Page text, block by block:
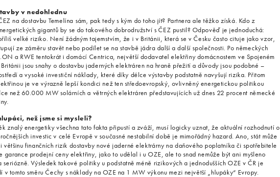
v nedohlednu
na dostavbu Temelína sám, pak tedy s kým do toho jít? Partnera ale těžko získá. Kdo z
gigantů by se do takového dobrodružství s ČEZ pustil? Odpověď je jednoduchá:
velké riziko. Není žádným tajemstvím, že i v Británii, která se v Česku často cituje jako vzor,
ze záměru stavět nebo podílet se na stavbě jádra další a další společnosti. Po německých
a RWE tentokrát i domácí Centrica, největší dodavatel elektřiny domácnostem ve Spojeném
jsou snahy o dostavbu jaderných elektráren na hraně přežití a důvody jsou podobné –
a vysoké investiční náklady, které díky délce výstavby podstatně navyšují rizika. Přitom
je ve výrazně lepší kondici než ten středoevropský, ovlivněný energetickou politikou
než 60.000 MW solárních a větrných elektráren představujících už dnes 22 procent německé
než jsme si mysleli?
znalý energetiky všechna tato fakta připustí a zváží, musí logicky uznat, že aktuální rozhodnutí o
investic v celé Evropě v současné nestabilní době je mimořádný hazard. Ano, stát může
většinu finančních rizik dostavby nové jaderné elektrárny na daňového poplatníka či spotřebitele
garance prodejní ceny elektřiny, jako to udělal i u OZE, ale to snad nemůže být ani myšleno
seriózně. Výsledek takové politiky u podstatně méně rizikových a jednodušších OZE v ČR je
v tomto směru Čechy s náklady na OZE na 1 MW výkonu mezi největší „hlupáky“ Evropy.